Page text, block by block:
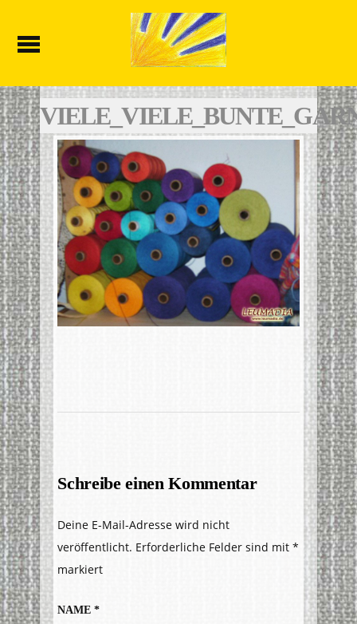
Schreibe einen Kommentar
Deine E-Mail-Adresse wird nicht
veröffentlicht. Erforderliche Felder sind mit*
markiert
NAME*